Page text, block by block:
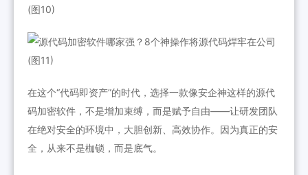
在这个“代码即资产”的时代，选择一款像安企神这样的源代
码加密软件，不是增加束缚，而是赋予自由——让研发团队
在绝对安全的环境中，大胆创新、高效协作。因为真正的安
全，从来不是枷锁，而是底气。